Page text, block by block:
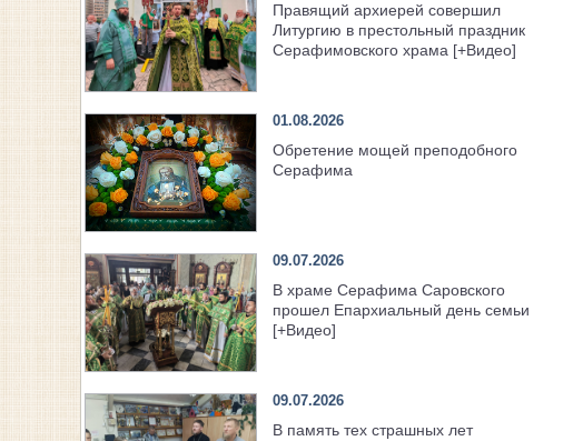
Правящий архиерей совершил
Литургию в престольный праздник
Серафимовского храма [+Видео]
01.08.2026
Обретение мощей преподобного
Серафима
09.07.2026
В храме Серафима Саровского
прошел Епархиальный день семьи
[+Видео]
09.07.2026
В память тех страшных лет